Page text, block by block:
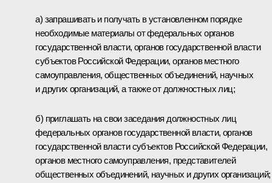
а) запрашивать и получать в установленном порядке
необходимые материалы от федеральных органов
государственной власти, органов государственной власти
субъектов Российской Федерации, органов местного
самоуправления, общественных объединений, научных
и других организаций, а также от должностных лиц;
б) приглашать на свои заседания должностных лиц
федеральных органов государственной власти, органов
государственной власти субъектов Российской Федерации,
органов местного самоуправления, представителей
общественных объединений, научных и других организаций;